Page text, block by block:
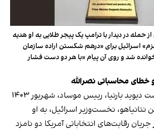
حمله در دیدار با ترامپ یک پیجر طلایی به او هدیه
اسرائیل برای «درهم شکستن اراده سازمان
شد و روی آن پیام «با هر دو دست فشار
خطای محاسباتی نصرالله
وای‌‌نت در ادامه نوشت دیوید بارنیا، رییس موساد، شهریور ۱۴۰۳
نتانیاهو، نخست‌وزیر اسرائیل، به او
رقابت‌های انتخاباتی آمریکا دو نامزد